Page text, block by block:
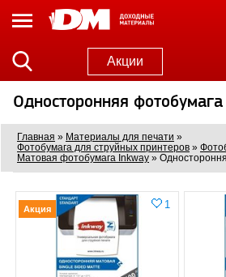
Акции
Односторонняя фотобумага
Главная » Материалы для печати »
Фотобумага для струйных принтеров »
Матовая фотобумага Inkway »
1
Акция